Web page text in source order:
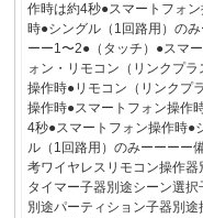
作時は約4秒●スマートフォ
時●シングル（1回路用）のみ
ーー1〜2●（タッチ）●スマ
ォン・リモコン（リンクプラ
操作時●リモコン（リンクプラ
操作時●スマートフォン操作
4秒●スマートフォン操作時●
ル（1回路用）のみーーー
考ワイヤレスリモコン操作器
タイマー子器別途シーン選択
別途パーティション子器別途